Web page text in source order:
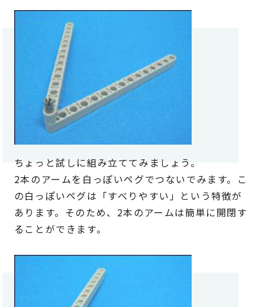
ちょっと試しに組み立ててみましょう。
2本のアームを白っぽいペグでつないでみます。こ
の白っぽいペグは「すべりやすい」という特徴が
あります。そのため、2本のアームは簡単に開閉す
ることができます。